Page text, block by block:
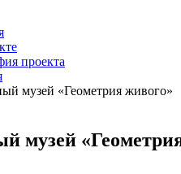
проекта
музей «Геометрия живого»
музей